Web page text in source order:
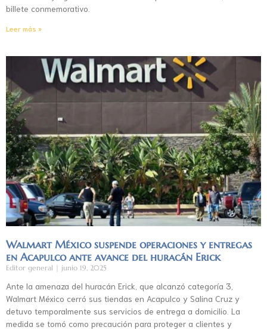
billete conmemorativo.
Leer más »
Walmart México suspende operaciones y entregas
en Acapulco ante avance del huracán Erick
Editor general junio 19, 2025
Ante la amenaza del huracán Erick, que alcanzó categoría 3,
Walmart México cerró sus tiendas en Acapulco y Salina Cruz y
detuvo temporalmente sus servicios de entrega a domicilio. La
medida se tomó como precaución para proteger a clientes y